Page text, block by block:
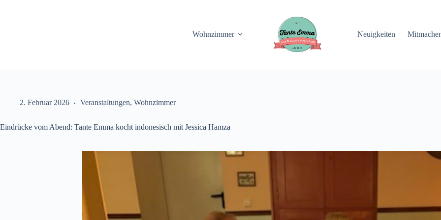
Wohnzimmer
Neuigkeiten
2. Februar 2026 Veranstaltungen, Wohnzimmer
Eindrücke vom Abend: Tante Emma kocht indonesisch mit Jessica Hamza